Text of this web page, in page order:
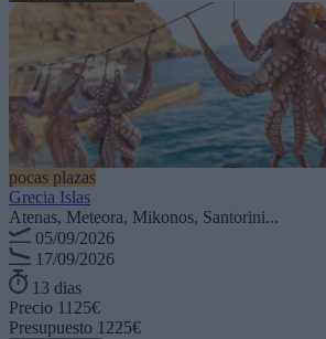
pocas plazas
Grecia Islas
Atenas, Meteora, Mikonos, Santorini...
05/09/2026
17/09/2026
13 dias
Precio 1125€
Presupuesto 1225€